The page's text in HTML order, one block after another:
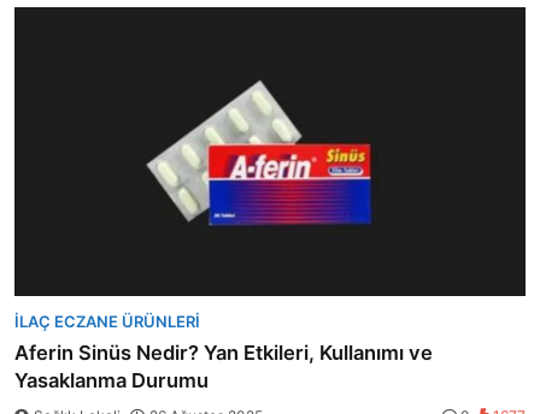
İLAÇ ECZANE ÜRÜNLERI
Aferin Sinüs Nedir? Yan Etkileri, Kullanımı ve
Yasaklanma Durumu